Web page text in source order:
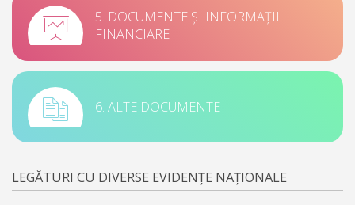
5. DOCUMENTE ȘI INFORMAȚII
FINANCIARE
6. ALTE DOCUMENTE
LEGĂTURI CU DIVERSE EVIDENȚE NAȚIONALE